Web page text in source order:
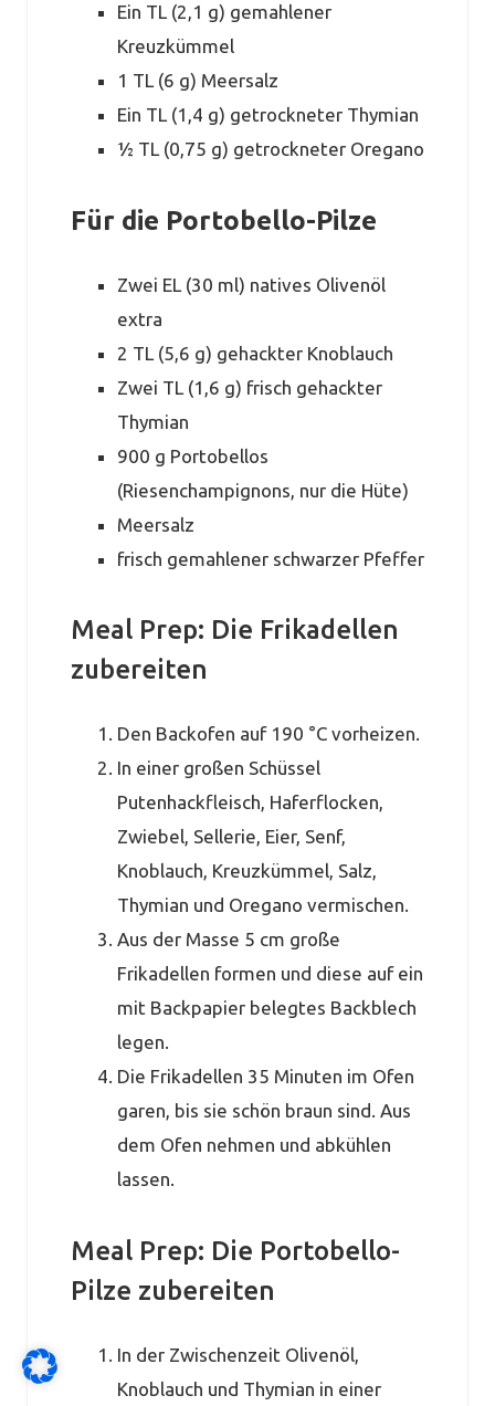
Ein TL (2,1 g) gemahlener
Kreuzkümmel
1 TL (6 g) Meersalz
Ein TL (1,4 g) getrockneter Thymian
½ TL (0,75 g) getrockneter Oregano
Für die Portobello-Pilze
Zwei EL (30 ml) natives Olivenöl
extra
2 TL (5,6 g) gehackter Knoblauch
Zwei TL (1,6 g) frisch gehackter
Thymian
900 g Portobellos
(Riesenchampignons, nur die Hüte)
Meersalz
frisch gemahlener schwarzer Pfeffer
Meal Prep: Die Frikadellen
zubereiten
Den Backofen auf 190 °C vorheizen.
In einer großen Schüssel
Putenhackfleisch, Haferflocken,
Zwiebel, Sellerie, Eier, Senf,
Knoblauch, Kreuzkümmel, Salz,
Thymian und Oregano vermischen.
Aus der Masse 5 cm große
Frikadellen formen und diese auf ein
mit Backpapier belegtes Backblech
legen.
Die Frikadellen 35 Minuten im Ofen
garen, bis sie schön braun sind. Aus
dem Ofen nehmen und abkühlen
lassen.
Meal Prep: Die Portobello-
Pilze zubereiten
In der Zwischenzeit Olivenöl,
Knoblauch und Thymian in einer